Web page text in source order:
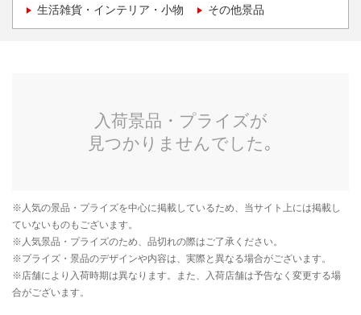
生活雑貨・インテリア・小物 その他景品